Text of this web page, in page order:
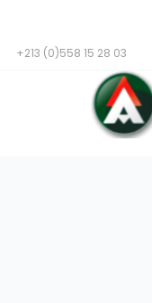
+213 (0)558 15 28 03